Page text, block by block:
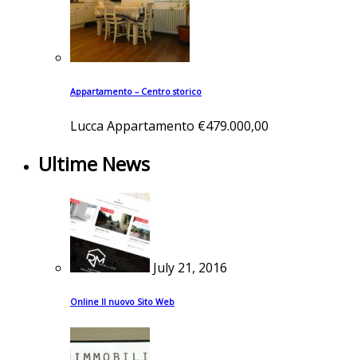
Appartamento – Centro storico
Lucca Appartamento €479.000,00
Ultime News
July 21, 2016
Online Il nuovo Sito Web